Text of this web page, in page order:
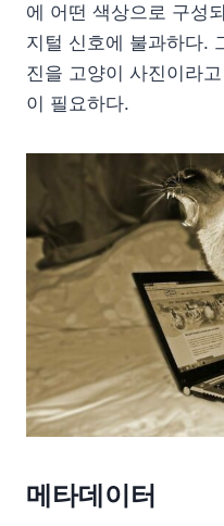
에 어떤 색상으로 구성
지털 신호에 불과하다.
진을 고양이 사진이라
이 필요하다.
메타데이터